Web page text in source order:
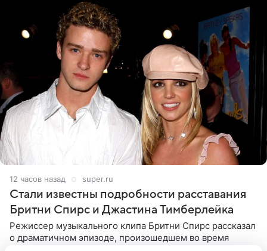
12 часов назад super.ru
Стали известны подробности расставания
Бритни Спирс и Джастина Тимберлейка
Режиссер музыкального клипа Бритни Спирс рассказал
о драматичном эпизоде, произошедшем во время